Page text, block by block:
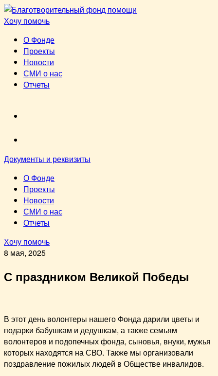
Перейти
к
Хочу помочь
О Фонде
Проекты
Новости
СМИ о нас
Отчеты
Документы и реквизиты
О Фонде
Проекты
Новости
СМИ о нас
Отчеты
Хочу помочь
8 мая, 2025
С праздником Великой Победы
В этот день волонтеры нашего Фонда дарили цветы и
подарки бабушкам и дедушкам, а также семьям
волонтеров и подопечных фонда, сыновья, внуки, мужья
которых находятся на СВО. Также мы организовали
поздравление пожилых людей в Обществе инвалидов.